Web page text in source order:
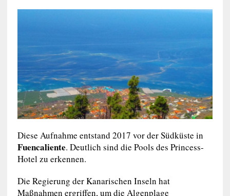
Diese Aufnahme entstand 2017 vor der Südküste in
Fuencaliente. Deutlich sind die Pools des Princess-
Hotel zu erkennen.
Die Regierung der Kanarischen Inseln hat
Maßnahmen ergriffen, um die Algenplage